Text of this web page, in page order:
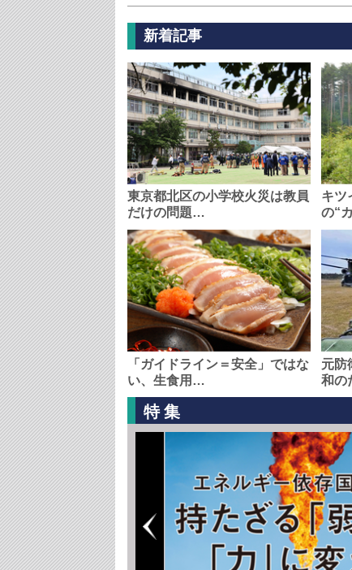
新着記事
東京都北区の小学校火災は教員
だけの問題…
キツ
の“
「ガイドライン＝安全」ではな
い、生食用…
元防
和の
特集